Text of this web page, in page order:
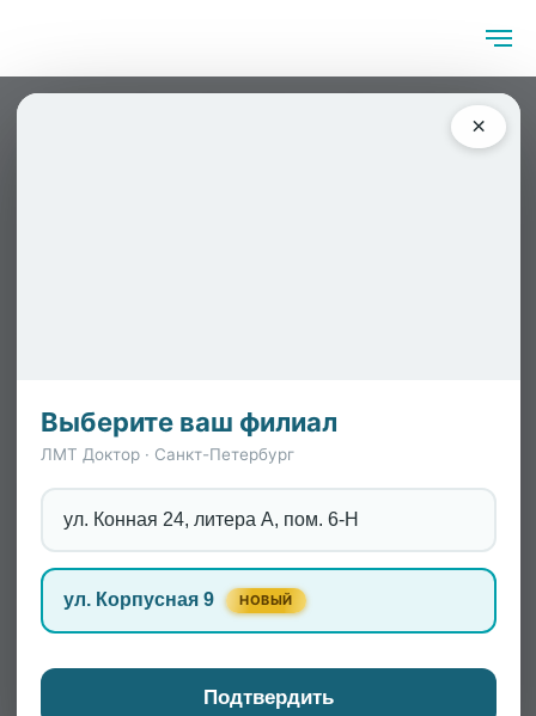
×
Выберите ваш филиал
ЛМТ Доктор · Санкт-Петербург
ул. Конная 24, литера А, пом. 6-Н
ул. Корпусная 9 НОВЫЙ
Подтвердить
Тема заседания:
разума и тела. Взаимосвязь психического здоровья,